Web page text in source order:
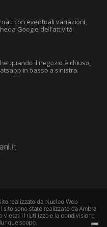
con eventuali variazioni,
Google dell'attività
quando il negozio è chiuso,
in basso a sinistra.
realizzato da Nucleo Web
sono state realizzate da Ambra
vietati il riutilizzo e la condivisione
scopo.